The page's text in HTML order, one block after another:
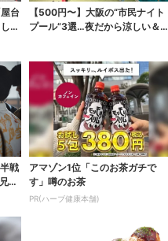
台
ゃ
【500円〜】大阪の“市民ナイト
プール”3選…夜だから涼しい＆コ
戦
アマゾン1位「このお茶ガチで
す」噂のお茶
PR(ハーブ健康本舗)